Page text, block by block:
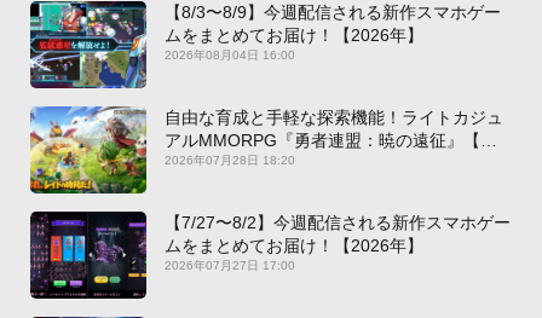
【8/3〜8/9】今週配信される新作スマホゲー
ムをまとめてお届け！【2026年】
2026年08月04日 16:00
自由な育成と手軽な探索機能！ライトカジュ
アルMMORPG『勇者連盟：暁の遠征』【最
新作PICKUP】
2026年07月28日 18:20
【7/27〜8/2】今週配信される新作スマホゲー
ムをまとめてお届け！【2026年】
2026年07月27日 17:00